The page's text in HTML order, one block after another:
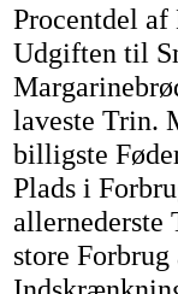
Procentdel af
Udgiften til
laveste Trin.
billigste
Plads i
allernederste
store